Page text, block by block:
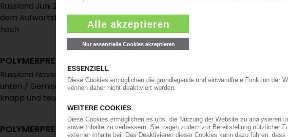
Russland Juni 2015: Aufschläge auf breiter Front / Nur PET entzieht sich
dem Aufwärtstrend / Wartungssaison hält Notierungen wohl auch im Juli
hoch
POLYMERPREISE
Russland November 2014: Wechselkurs treibt alle Notierungen in Euro nach
unten / Gemischtes Bild in der Landeswährung / PE-HD Spritzgießtypen
knapp und teurer / PP und PET fester / PVC schwächelt
POLYMERPREISE 09.04.2013